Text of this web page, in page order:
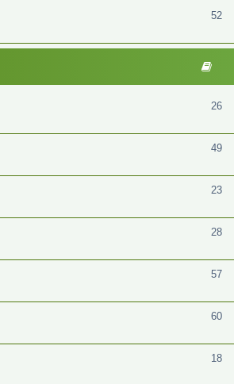
52
26
49
23
28
57
60
18